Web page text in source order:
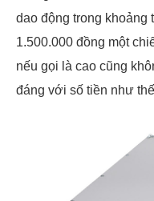
dao động trong khoảng
1.500.000 đồng một
nếu gọi là cao cũng
đáng với số tiền như